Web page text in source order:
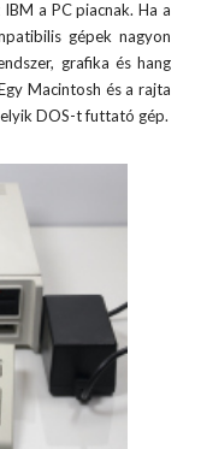
a PC piacnak. Ha a
gépek nagyon
grafika és hang
Macintosh és a rajta
DOS-t futtató gép.